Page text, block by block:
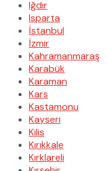
Iğdır
Isparta
İstanbul
İzmir
Kahramanmaraş
Karabük
Karaman
Kars
Kastamonu
Kayseri
Kilis
Kırıkkale
Kırklareli